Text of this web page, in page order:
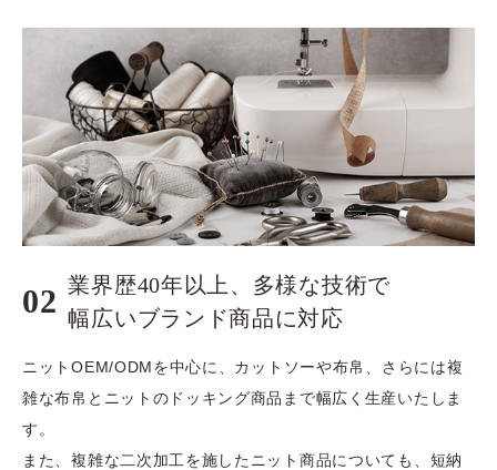
02 業界歴40年以上、多様な技術で
​​​​​​​幅広いブランド商品に対応
ニットOEM/ODMを中心に、カットソーや布帛、さらには複
雑な布帛とニットのドッキング商品まで幅広く生産いたしま
す。
また、複雑な二次加工を施したニット商品についても、短納